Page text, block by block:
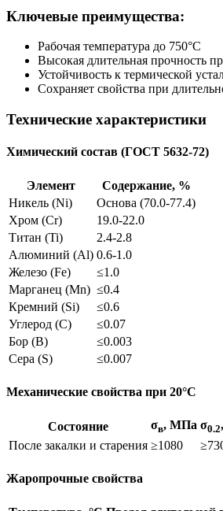
Ключевые преимущества:
Рабочая температура до 750°C
Высокая длительная прочность
Устойчивость к термической
Сохраняет свойства при
Технические характеристики
Химический состав (ГОСТ 5632-72)
Элемент
Содержание, %
Никель (Ni)
Основа (70.0-77.4)
Хром (Cr)
19.0-22.0
Титан (Ti)
2.4-2.8
Алюминий (Al) 0.6-1.0
Железо (Fe)
≤1.0
Марганец (Mn) ≤0.4
Кремний (Si)
≤0.6
Углерод (C)
≤0.07
Бор (B)
≤0.003
Сера (S)
≤0.007
Механические свойства при 20°C
Состояние σв, МПа σ0.2
После закалки и старения ≥1080
Жаропрочные свойства